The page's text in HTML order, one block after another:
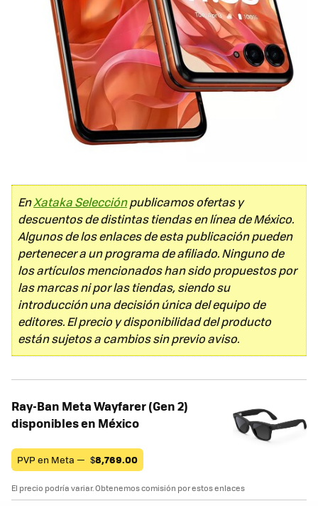
EnXataka Selecciónpublicamos ofertas y
descuentos de distintas tiendas en línea de México.
Algunos de los enlaces de esta publicación pueden
pertenecer a un programa de afiliado. Ninguno de
los artículos mencionados han sido propuestos por
las marcas ni por las tiendas, siendo su
introducción una decisión única del equipo de
editores. El precio y disponibilidad del producto
están sujetos a cambios sin previo aviso.
Ray-Ban Meta Wayfarer (Gen 2)
disponibles en México
PVP en Meta — $8,769.00
El precio podría variar. Obtenemos comisión por estos enlaces